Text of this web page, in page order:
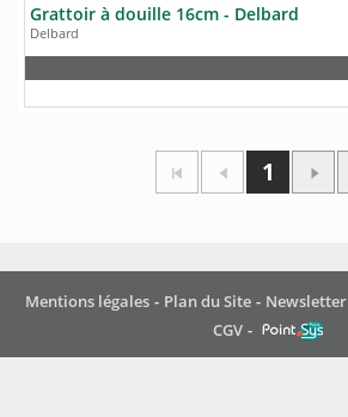
Grattoir à douille 16cm - Delbard
Delbard
1
Mentions légales Plan du Site Newsletter
CGV